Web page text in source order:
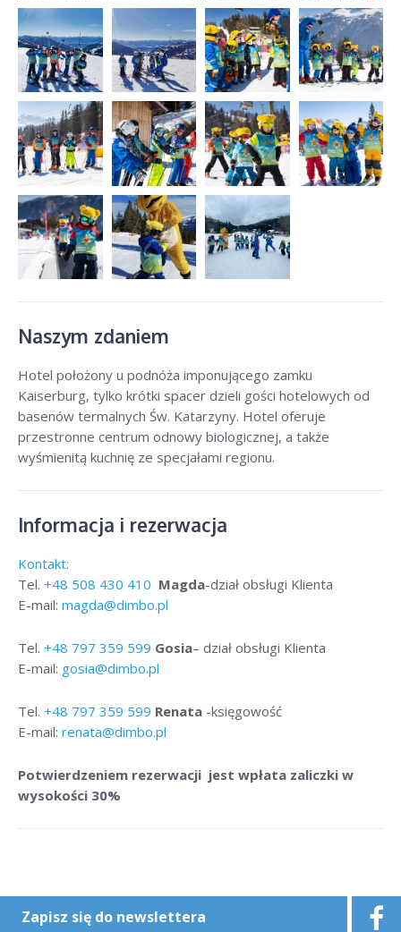
Naszym zdaniem
Hotel położony u podnóża imponującego zamku
Kaiserburg, tylko krótki spacer dzieli gości hotelowych od
basenów termalnych Św. Katarzyny. Hotel oferuje
przestronne centrum odnowy biologicznej, a także
wyśmienitą kuchnię ze specjałami regionu.
Informacja i rezerwacja
Kontakt:
Tel. +48 508 430 410 Magda-dział obsługi Klienta
E-mail: magda@dimbo.pl
Tel. +48 797 359 599 Gosia– dział obsługi Klienta
E-mail: gosia@dimbo.pl
Tel. +48 797 359 599 Renata -księgowość
E-mail: renata@dimbo.pl
Potwierdzeniem rezerwacji jest wpłata zaliczki w
wysokości 30%
Zapisz się do newslettera